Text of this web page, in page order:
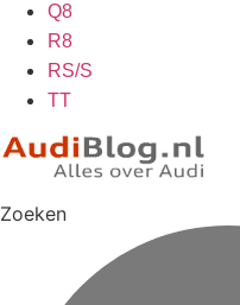
Q8
R8
RS/S
TT
Zoeken